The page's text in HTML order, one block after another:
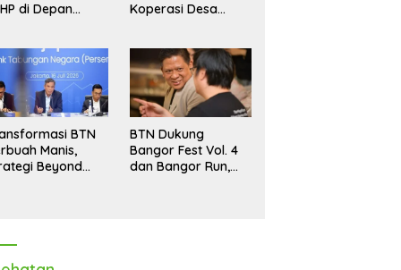
di Depan
Akhir Tahun
Koperasi Desa
BTN
Manis,
Beyond
BTN Dukung
Bangor Fest Vol. 4
dan Bangor Run,